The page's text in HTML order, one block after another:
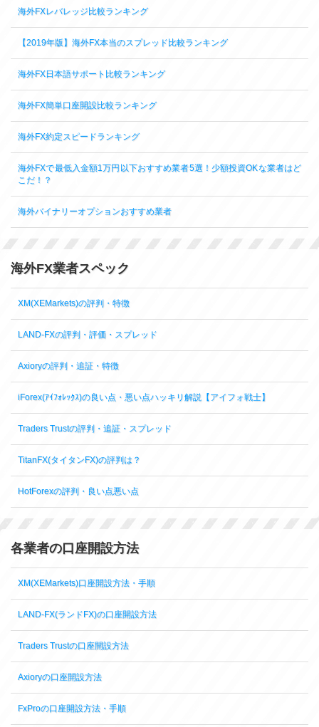
海外FXレバレッジ比較ランキング
【2019年版】海外FX本当のスプレッド比較ランキング
海外FX日本語サポート比較ランキング
海外FX簡単口座開設比較ランキング
海外FX約定スピードランキング
海外FXで最低入金額1万円以下おすすめ業者5選！少額投資OKな業者はど
こだ！？
海外バイナリーオプションおすすめ業者
海外FX業者スペック
XM(XEMarkets)の評判・特徴
LAND-FXの評判・評価・スプレッド
Axioryの評判・追証・特徴
iForex(ｱｲﾌｫﾚｯｸｽ)の良い点・悪い点ハッキリ解説【アイフォ戦士】
Traders Trustの評判・追証・スプレッド
TitanFX(タイタンFX)の評判は？
HotForexの評判・良い点悪い点
各業者の口座開設方法
XM(XEMarkets)口座開設方法・手順
LAND-FX(ランドFX)の口座開設方法
Traders Trustの口座開設方法
Axioryの口座開設方法
FxProの口座開設方法・手順